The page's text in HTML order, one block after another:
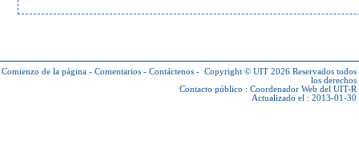
Comienzo de la página - Comentarios - Contáctenos - Copyright © UIT 2026 Reservados todos
los derechos
Contacto público : Coordenador Web del UIT-R
Actualizado el : 2013-01-30